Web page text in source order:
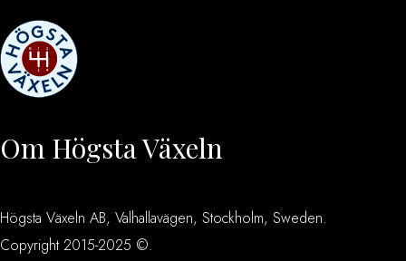
Om Högsta Växeln
Högsta Växeln AB, Valhallavägen, Stockholm, Sweden.
Copyright 2015-2025 ©.